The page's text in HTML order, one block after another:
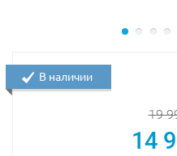
Пеппер Поттс одета
Два агента А.И.М.
комбинезоны
рукава курток. Они
агентов владеет
19
14
В наличии